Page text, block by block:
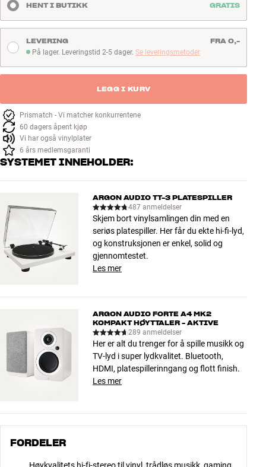
HENT I BUTIKK GRATIS
På lager. Leveringstid 2-5 dager
På lager. Leveringstid 2-5 dager. Se leveringsmetoder
LEVERING FRA 0,-
LEGG I KURV
Prismatch - Vi matcher konkurrentene
60 dagers åpent kjøp
Vi har også vinylplater
6 års medlemsgaranti
SYSTEMET INNEHOLDER:
ARGON AUDIO TT-3 PLATESPILLER
487 anmeldelser
Skjem bort vinylsamlingen din med en
seriøs platespiller. Her får du ekte hi-fi-lyd,
og konstruksjonen er enkel, solid og
gjennomtestet.
Les mer
ARGON AUDIO FORTE A4 MK2
KOMPAKT HØYTTALER - AKTIVE
289 anmeldelser
Her er alt du trenger for å spille musikk og
TV-lyd i super lydkvalitet. Bluetooth,
HDMI, platespillerinngang og flott finish.
Les mer
FORDELER